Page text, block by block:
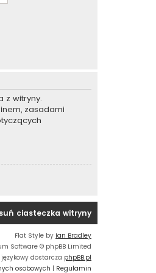
z witryny.
zasadami
ciasteczka witryny
Flat Style by Ian Bradley
Software © phpBB Limited
dostarcza phpBB.pl
osobowych | Regulamin